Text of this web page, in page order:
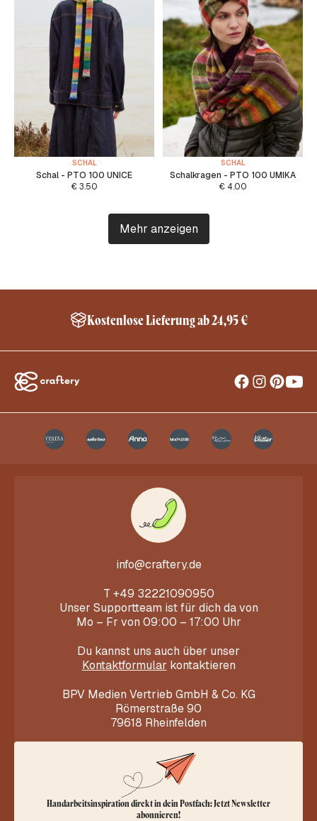
SCHAL
Schal - PTO 100 UNICE
€3.50
SCHAL
Schalkragen - PTO 100 UMIKA
€ 4.00
Mehr anzeigen
Kostenlose Lieferung ab 24,95 €
info@craftery.de
T +49 32221090950
Unser Supportteam ist für dich da von
Mo – Fr von 09:00 – 17:00 Uhr
Du kannst uns auch über unser
Kontaktformular kontaktieren
BPV Medien Vertrieb GmbH & Co. KG
Römerstraße 90
79618 Rheinfelden
Handarbeitsinspiration direkt in dein Postfach: Jetzt Newsletter
abonnieren!